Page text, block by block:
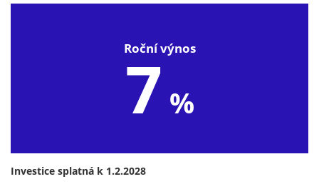
Roční výnos
7 %
Investice splatná k 1.2.2028